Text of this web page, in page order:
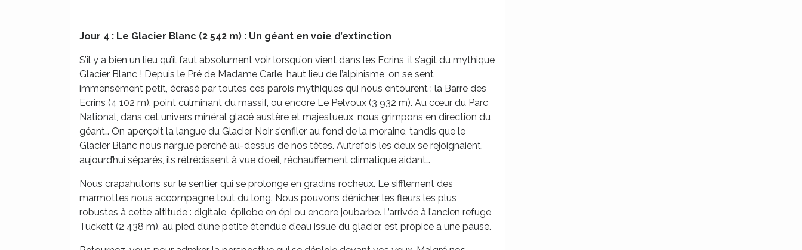
Jour 4 : Le Glacier Blanc (2 542 m) : Un géant en voie d’extinction
S’il y a bien un lieu qu’il faut absolument voir lorsqu’on vient dans les Ecrins, il s’agit du mythique
Glacier Blanc ! Depuis le Pré de Madame Carle, haut lieu de l’alpinisme, on se sent
immensément petit, écrasé par toutes ces parois mythiques qui nous entourent : la Barre des
Ecrins (4 102 m), point culminant du massif, ou encore Le Pelvoux (3 932 m). Au cœur du Parc
National, dans cet univers minéral glacé austère et majestueux, nous grimpons en direction du
géant… On aperçoit la langue du Glacier Noir s’enfiler au fond de la moraine, tandis que le
Glacier Blanc nous nargue perché au-dessus de nos têtes. Autrefois les deux se rejoignaient,
aujourd’hui séparés, ils rétrécissent à vue d’oeil, réchauffement climatique aidant…
Nous crapahutons sur le sentier qui se prolonge en gradins rocheux. Le sifflement des
marmottes nous accompagne tout du long. Nous pouvons dénicher les fleurs les plus
robustes à cette altitude : digitale, épilobe en épi ou encore joubarbe. L’arrivée à l’ancien refuge
Tuckett (2 438 m), au pied d’une petite étendue d’eau issue du glacier, est propice à une pause.